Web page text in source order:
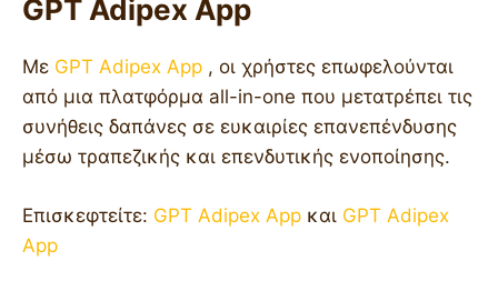
GPT Adipex App
Με GPT Adipex App , οι χρήστες επωφελούνται
από μια πλατφόρμα all-in-one που μετατρέπει τις
συνήθεις δαπάνες σε ευκαιρίες επανεπένδυσης
μέσω τραπεζικής και επενδυτικής ενοποίησης.
Επισκεφτείτε: GPT Adipex App και GPT Adipex
App